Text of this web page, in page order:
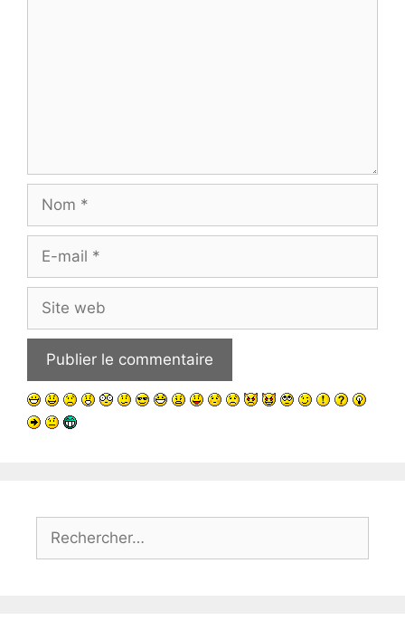
mail
web